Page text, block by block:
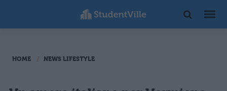
HOME NEWS LIFESTYLE